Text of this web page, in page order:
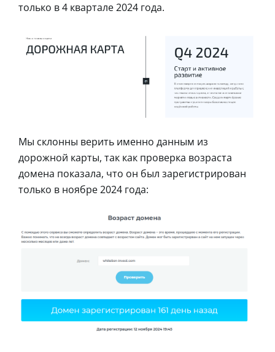
только в 4 квартале 2024 года.
Мы склонны верить именно данным из
дорожной карты, так как проверка возраста
домена показала, что он был зарегистрирован
только в ноябре 2024 года: